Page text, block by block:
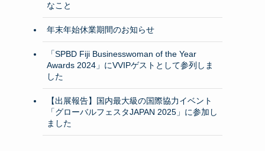
なこと
年末年始休業期間のお知らせ
「SPBD Fiji Businesswoman of the Year
Awards 2024」にVVIPゲストとして参列しま
した
【出展報告】国内最大級の国際協力イベント
「グローバルフェスタJAPAN 2025」に参加し
ました